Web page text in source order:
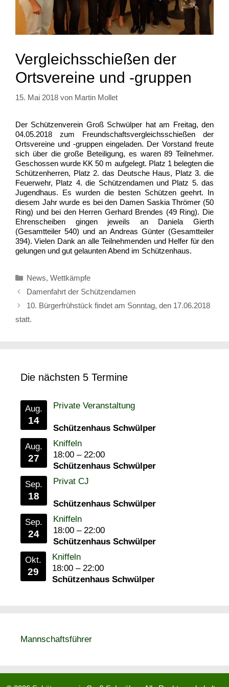
Vergleichsschießen der
Ortsvereine und -gruppen
15. Mai 2018 von Martin Mollet
Der Schützenverein Groß Schwülper hat am Freitag, den
04.05.2018 zum Freundschaftsvergleichsschießen der
Ortsvereine und -gruppen eingeladen. Der Vorstand freute
sich über die große Beteiligung, es waren 89 Teilnehmer.
Geschossen wurde KK 50 m aufgelegt. Platz 1 belegten die
Schützenherren, Platz 2. das Deutsche Haus, Platz 3. die
Feuerwehr, Platz 4. die Schützendamen und Platz 5. das
Jugendhaus. Es wurden die besten Schützen geehrt. In
diesem Jahr wurde es bei den Damen Saskia Thrömer (50
Ring) und bei den Herren Gerhard Brendes (49 Ring). Die
Ehrenscheiben gingen jeweils an Daniela Gierth
(Gesamtteiler 540) und an Andreas Günter (Gesamtteiler
394). Vielen Dank an alle Teilnehmenden und Helfer für den
gelungen und gut gelaunten Abend im Schützenhaus.
Kategorien
News, Wettkämpfe
Damenfahrt der Schützendamen
10. Bürgerfrühstück findet am Sonntag, den 17.06.2018
statt.
Die nächsten 5 Termine
Aug.
14
Private Veranstaltung
Schützenhaus Schwülper
Aug.
27
Kniffeln
18:00 – 22:00
Schützenhaus Schwülper
Sep.
18
Privat CJ
Schützenhaus Schwülper
Sep.
24
Kniffeln
18:00 – 22:00
Schützenhaus Schwülper
Okt.
29
Kniffeln
18:00 – 22:00
Schützenhaus Schwülper
Mannschaftsführer